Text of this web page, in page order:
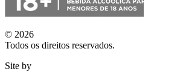
© 2026
Todos os direitos reservados.
Site by